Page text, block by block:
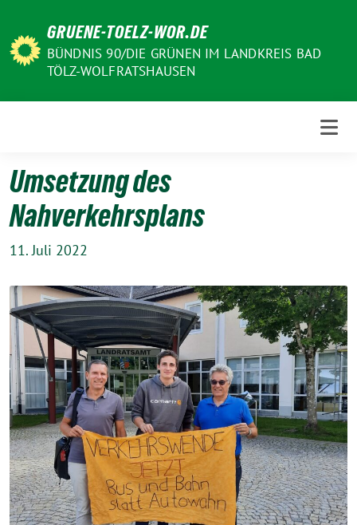
zum
Inhalt
GRUENE-TOELZ-WOR.DE
BÜNDNIS 90/DIE GRÜNEN IM LANDKREIS BAD
TÖLZ-WOLFRATSHAUSEN
Umsetzung des
Nahverkehrsplans
11. Juli 2022